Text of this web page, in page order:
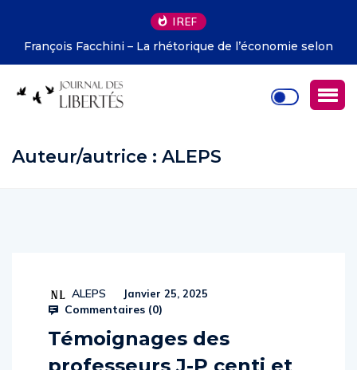
IREF
François Facchini – La rhétorique de l’économie selon
Deirdre McCloskey
ALEPS Janvier 25, 2025
Témoignages des